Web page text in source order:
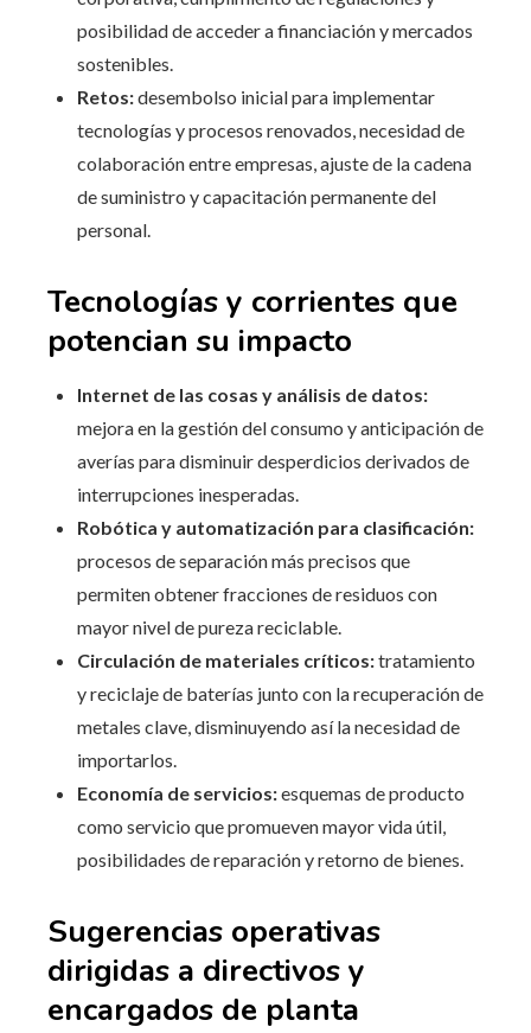
posibilidad de acceder a financiación y mercados
sostenibles.
Retos:desembolso inicial para implementar
tecnologías y procesos renovados, necesidad de
colaboración entre empresas, ajuste de la cadena
de suministro y capacitación permanente del
personal.
Tecnologías y corrientes que
potencian su impacto
Internet de las cosas y análisis de datos:
mejora en la gestión del consumo y anticipación de
averías para disminuir desperdicios derivados de
interrupciones inesperadas.
Robótica y automatización para clasificación:
procesos de separación más precisos que
permiten obtener fracciones de residuos con
mayor nivel de pureza reciclable.
Circulación de materiales críticos:tratamiento
y reciclaje de baterías junto con la recuperación de
metales clave, disminuyendo así la necesidad de
importarlos.
Economía de servicios:esquemas de producto
como servicio que promueven mayor vida útil,
posibilidades de reparación y retorno de bienes.
Sugerencias operativas
dirigidas a directivos y
encargados de planta